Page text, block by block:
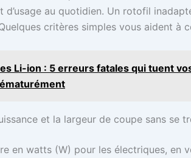
d’usage au quotidien. Un rotofil
critères simples vous aident à
Li-ion : 5 erreurs fatales qui tuent
et la largeur de coupe sans se
en watts (W) pour les électriques, en